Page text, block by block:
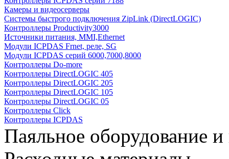
Камеры и видеосерверы
Системы быстрого подключения ZipLink (DirectLOGIC)
Контроллеры Productivity3000
Источники питания, MMI,Ethernet
Модули ICPDAS Frnet, реле, SG
Модули ICPDAS серий 6000,7000,8000
Контроллеры Do-more
Контроллеры DirectLOGIC 405
Контроллеры DirectLOGIC 205
Контроллеры DirectLOGIC 105
Контроллеры DirectLOGIC 05
Контроллеры Click
Контроллеры ICPDAS
Паяльное оборудование